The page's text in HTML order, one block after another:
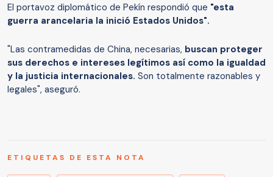
El portavoz diplomático de Pekín respondió que "esta
guerra arancelaria la inició Estados Unidos".
"Las contramedidas de China, necesarias, buscan proteger
sus derechos e intereses legítimos así como la igualdad
y la justicia internacionales. Son totalmente razonables y
legales", aseguró.
ETIQUETAS DE ESTA NOTA